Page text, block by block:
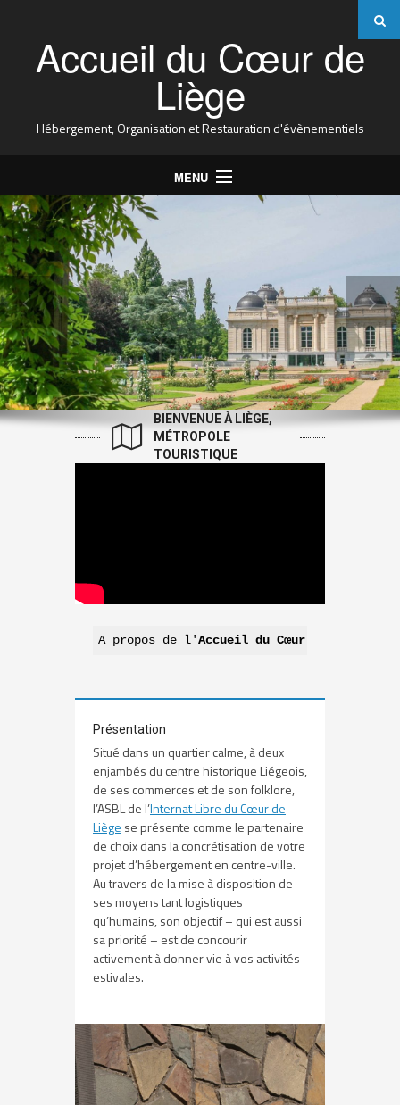
Accueil du Cœur de
Liège
Hébergement, Organisation et Restauration d'évènementiels
MENU
Accueil
Infrastructures
Services
A proximité…
FAQ
Contact
Liens
BIENVENUE À LIÈGE,
MÉTROPOLE
TOURISTIQUE
A propos de l'Accueil du Cœur de
Présentation
Situé dans un quartier calme, à deux
enjambés du centre historique Liégeois,
de ses commerces et de son folklore,
l’ASBL de l’Internat Libre du Cœur de
Liège se présente comme le partenaire
de choix dans la concrétisation de votre
projet d’hébergement en centre-ville.
Au travers de la mise à disposition de
ses moyens tant logistiques
qu’humains, son objectif – qui est aussi
sa priorité – est de concourir
activement à donner vie à vos activités
estivales.